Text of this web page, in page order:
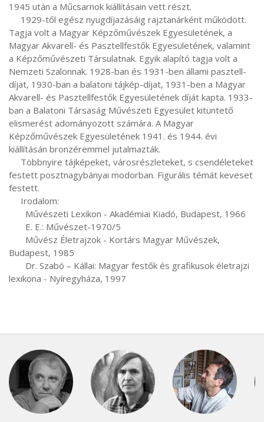
1945 után a Műcsarnok kiállításain vett részt.
Tagja volt a Magyar Képzőművészek Egyesületének, a
Magyar Akvarell- és Pasztellfestők Egyesületének, valamint
a Képzőművészeti Társulatnak. Egyik alapító tagja volt a
Nemzeti Szalonnak. 1928-ban és 1931-ben állami pasztell-
díjat, 1930-ban a balatoni tájkép-díjat, 1931-ben a Magyar
Akvarell- és Pasztellfestők Egyesületének díját kapta. 1933-
ban a Balatoni Társaság Művészeti Egyesület kitüntető
elismerést adományozott számára. A Magyar
Képzőművészek Egyesületének 1941. és 1944. évi
kiállításán bronzéremmel jutalmazták.
festett posztnagybányai modorban. Figurális témát keveset
festett.
Budapest, 1985
lexikona - Nyíregyháza, 1997